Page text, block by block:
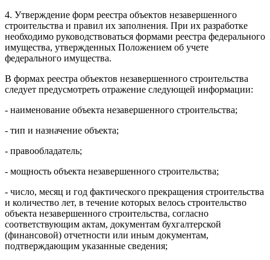
4. Утверждение форм реестра объектов незавершенного
строительства и правил их заполнения. При их разработке
необходимо руководствоваться формами реестра федерального
имущества, утвержденных Положением об учете
федерального имущества.
В формах реестра объектов незавершенного строительства
следует предусмотреть отражение следующей информации:
- наименование объекта незавершенного строительства;
- тип и назначение объекта;
- правообладатель;
- мощность объекта незавершенного строительства;
- число, месяц и год фактического прекращения строительства
и количество лет, в течение которых велось строительство
объекта незавершенного строительства, согласно
соответствующим актам, документам бухгалтерской
(финансовой) отчетности или иным документам,
подтверждающим указанные сведения;